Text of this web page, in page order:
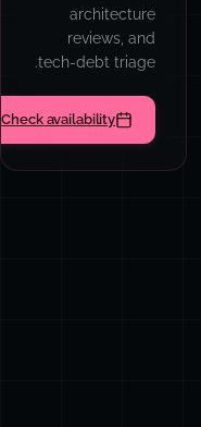
architecture
reviews, and
tech-debt triage.
Check availability